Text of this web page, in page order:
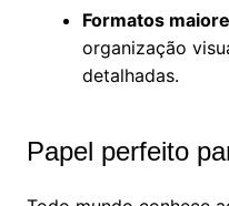
Formatos
organização
detalhadas.
Papel perfeito